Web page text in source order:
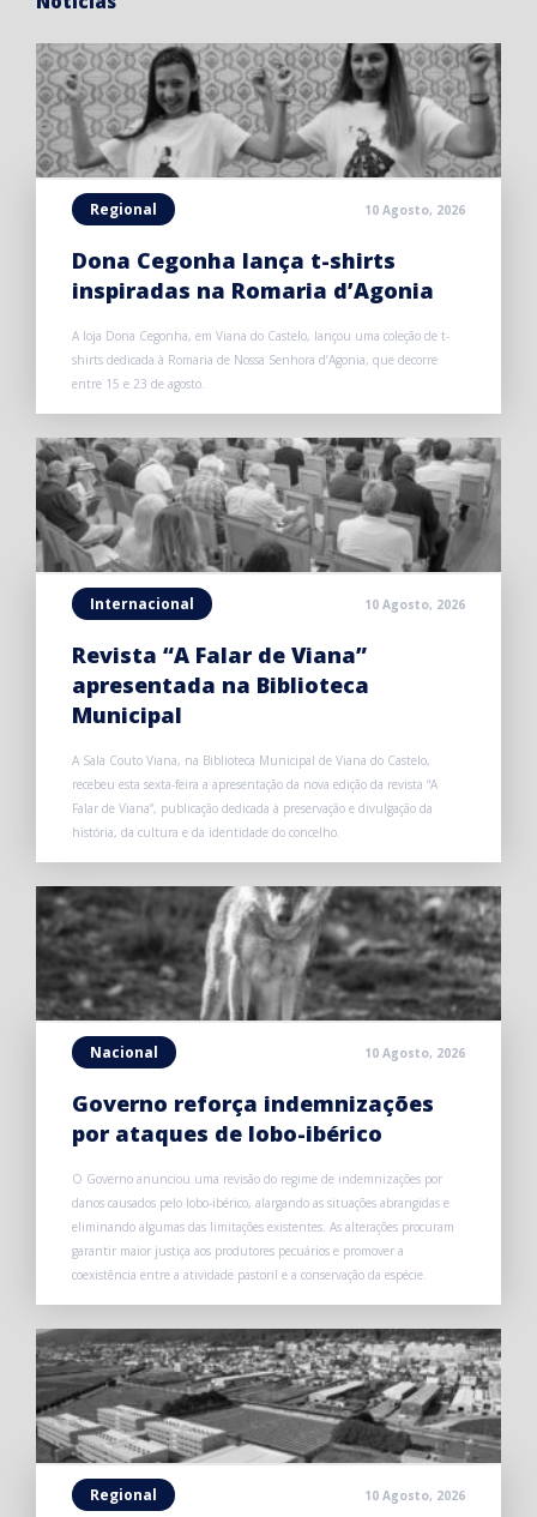
Regional 10 Agosto, 2026
Dona Cegonha lança t-shirts
inspiradas na Romaria d’Agonia
A loja Dona Cegonha, em Viana do Castelo, lançou uma coleção de t-
shirts dedicada à Romaria de Nossa Senhora d’Agonia, que decorre
entre 15 e 23 de agosto.
Internacional 10 Agosto, 2026
Revista “A Falar de Viana”
apresentada na Biblioteca
Municipal
A Sala Couto Viana, na Biblioteca Municipal de Viana do Castelo,
recebeu esta sexta-feira a apresentação da nova edição da revista “A
Falar de Viana”, publicação dedicada à preservação e divulgação da
história, da cultura e da identidade do concelho.
Nacional 10 Agosto, 2026
Governo reforça indemnizações
por ataques de lobo-ibérico
O Governo anunciou uma revisão do regime de indemnizações por
danos causados pelo lobo-ibérico, alargando as situações abrangidas e
eliminando algumas das limitações existentes. As alterações procuram
garantir maior justiça aos produtores pecuários e promover a
coexistência entre a atividade pastoril e a conservação da espécie.
Regional 10 Agosto, 2026